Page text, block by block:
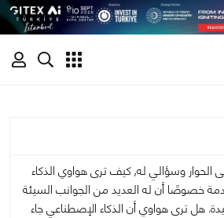
الحوار وسؤالي له, كيف ترى هواوي الذكاء
خصوصًا أن له العديد من الجوانب السيئة
هل ترى هواوي أن الذكاء الإصطناعي جاء